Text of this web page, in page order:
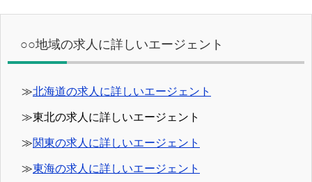
○○地域の求人に詳しいエージェント
≫北海道の求人に詳しいエージェント
≫東北の求人に詳しいエージェント
≫関東の求人に詳しいエージェント
≫東海の求人に詳しいエージェント